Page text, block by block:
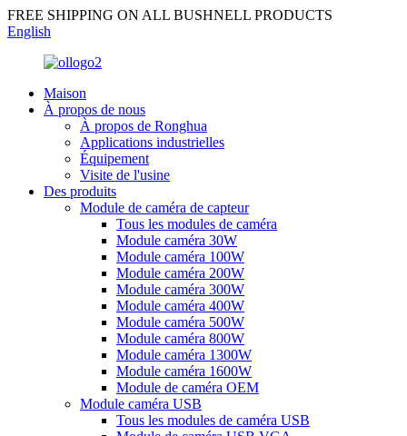
FREE SHIPPING ON ALL BUSHNELL PRODUCTS
English
Maison
À propos de nous
À propos de Ronghua
Applications industrielles
Équipement
Visite de l'usine
Des produits
Module de caméra de capteur
Tous les modules de caméra
Module caméra 30W
Module caméra 100W
Module caméra 200W
Module caméra 300W
Module caméra 400W
Module caméra 500W
Module caméra 800W
Module caméra 1300W
Module caméra 1600W
Module de caméra OEM
Module caméra USB
Tous les modules de caméra USB